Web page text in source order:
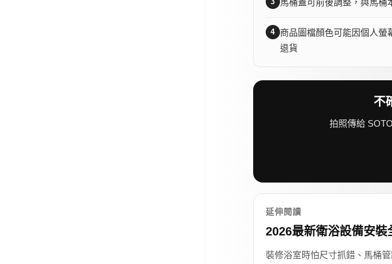
馬桶蓋可前後調整，與馬桶
4 商品圖檔顏色可能因個人螢
退貨
不
拍照傳給
延伸閱讀
2026最新衛浴設備安
裝修浴室時怕尺寸抓錯、馬桶管